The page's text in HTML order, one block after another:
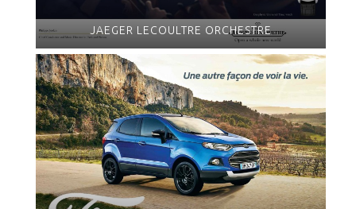
JAEGER LECOULTRE ORCHESTRE